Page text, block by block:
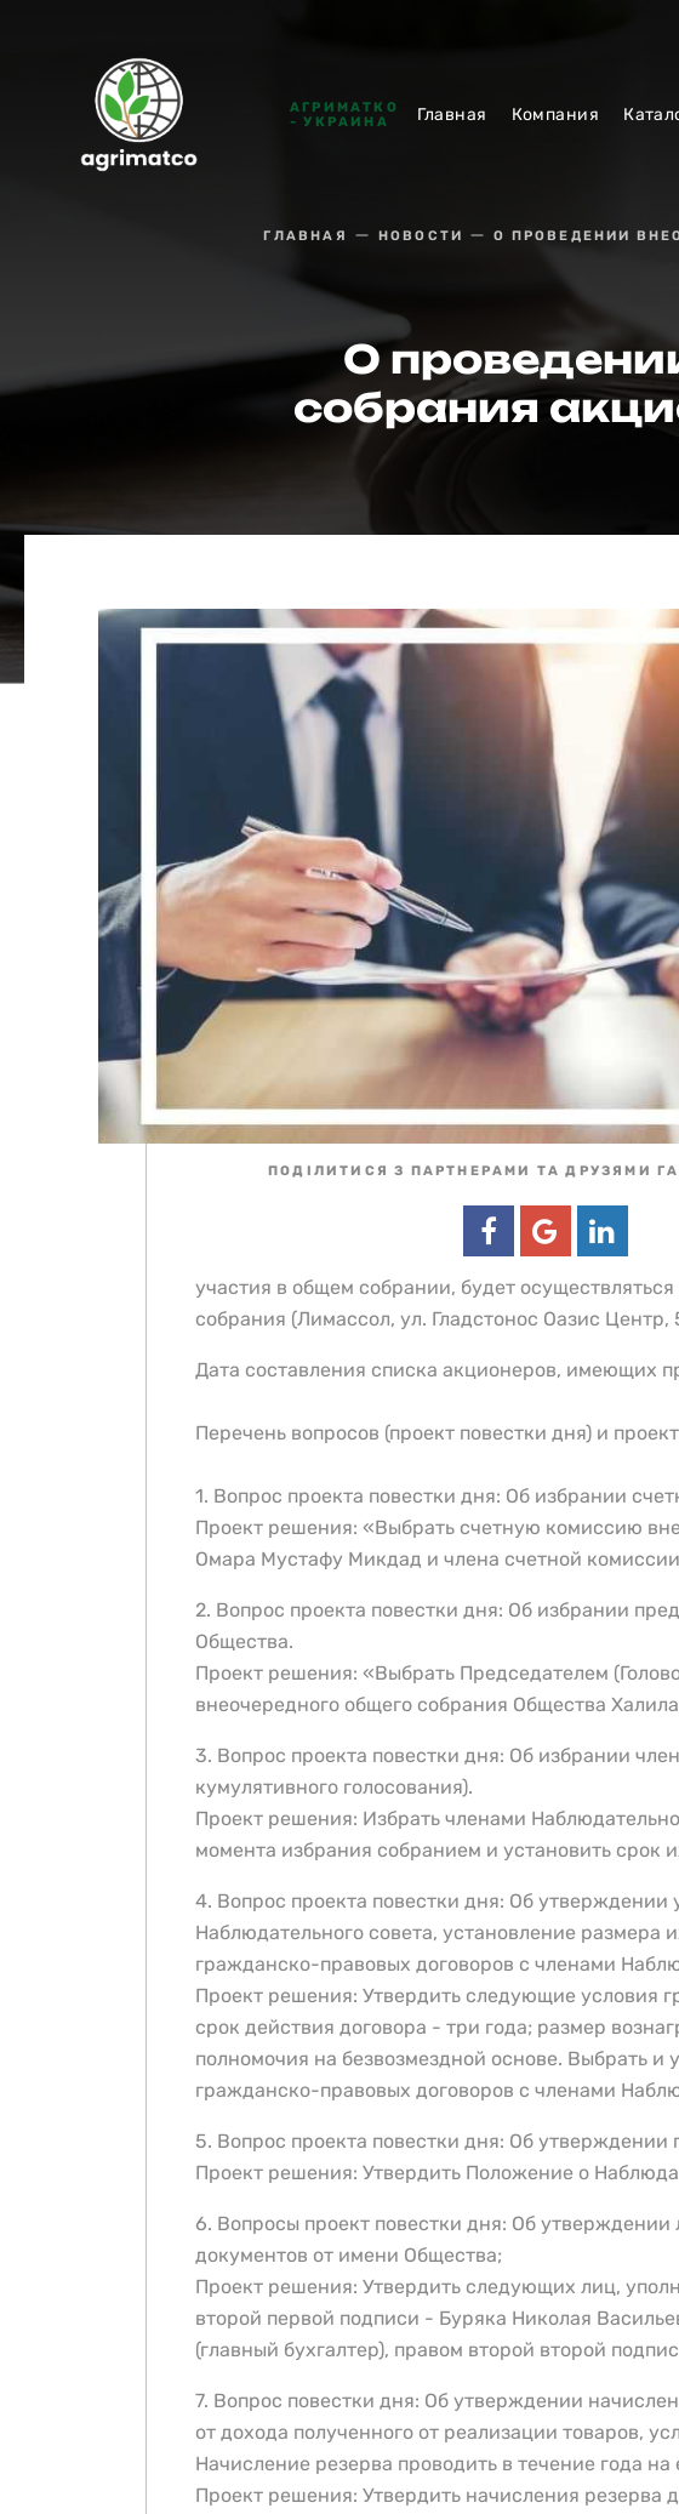
АГРИМАТКО
- УКРАИНА
Главная Компания
ГЛАВНАЯ НОВОСТИ О ПРОВЕДЕНИИ
О
собрания
ПОДІЛИТИСЯ З ПАРТНЕРАМИ ТА ДРУЗЯМИ
участия в общем собрании, будет
собрания (Лимассол, ул. Гладстонос Оазис
Дата составления списка акционеров, имеющих
Перечень вопросов (проект повестки дня) и
1. Вопрос проекта повестки дня: Об избрании
Проект решения: «Выбрать счетную комиссию
Омара Мустафу Микдад и члена счетной
2. Вопрос проекта повестки дня: Об избрании
Общества.
Проект решения: «Выбрать Председателем
внеочередного общего собрания Общества
3. Вопрос проекта повестки дня: Об избрании
кумулятивного голосования).
Проект решения: Избрать членами
момента избрания собранием и установить срок
4. Вопрос проекта повестки дня: Об
Наблюдательного совета, установление
гражданско-правовых договоров с членами
Проект решения: Утвердить следующие условия
срок действия договора - три года; размер
полномочия на безвозмездной основе. Выбрать
гражданско-правовых договоров с членами
5. Вопрос проекта повестки дня: Об
Проект решения: Утвердить Положение о
6. Вопросы проект повестки дня: Об
документов от имени Общества;
Проект решения: Утвердить следующих лиц,
второй первой подписи - Буряка Николая
(главный бухгалтер), правом второй второй
7. Вопрос повестки дня: Об утверждении
от дохода полученного от реализации товаров,
Начисление резерва проводить в течение года
Проект решения: Утвердить начисления резерва